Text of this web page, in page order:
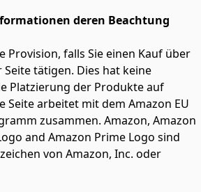
von LG können Sie problemlos
Familie verbringen, indem Sie Zeit
sparen, Platz in der Wohnung
schaffen
größere Kapazität im gleichen
sich eine größere Waschtrommel –
AquaStop-System
Bodenwanne mit Sensor
deren Beachtung
Provision, falls Sie einen Kauf über
tätigen. Dies hat keine
Platzierung der Produkte auf
Seite arbeitet mit dem Amazon EU
zusammen. Amazon, Amazon
and Amazon Prime Logo sind
von Amazon, Inc. oder